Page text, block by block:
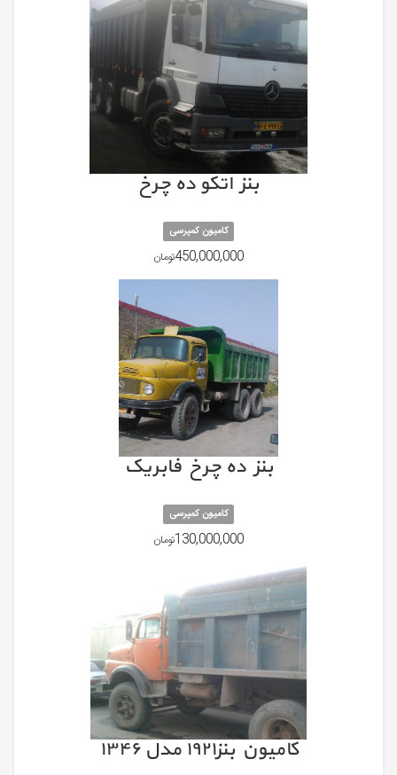
بنز اتکو ده چرخ
کامیون کمپرسی
450,000,000تومان
بنز ده چرخ فابریک
کامیون کمپرسی
130,000,000تومان
کامیون بنز۱۹۲۱ مدل ۱۳۴۶